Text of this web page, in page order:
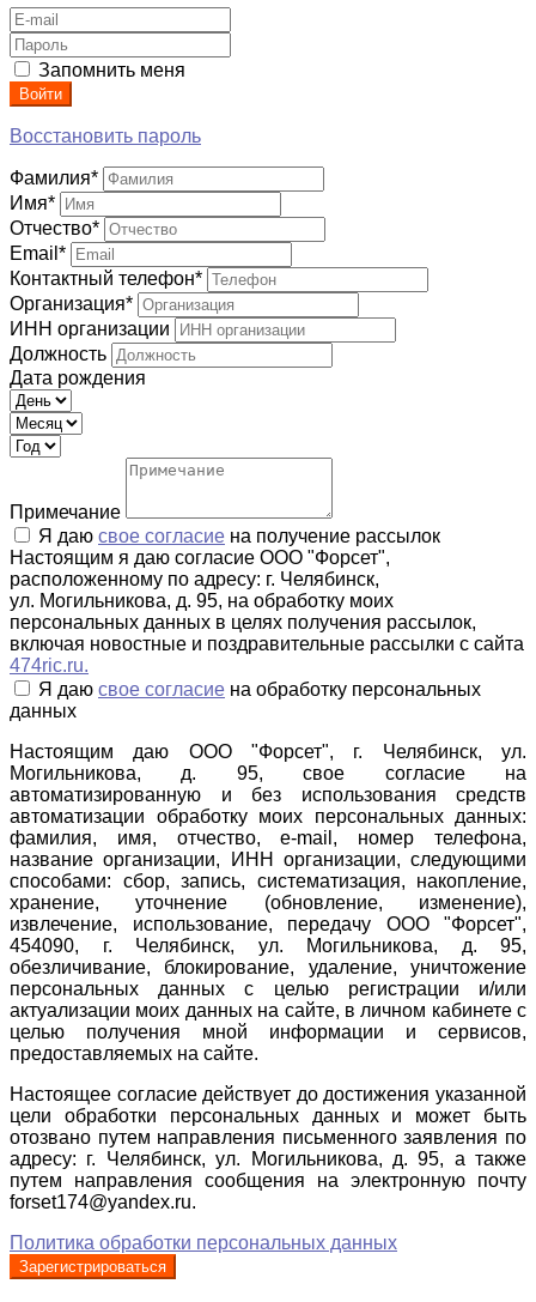
Запомнить меня
Войти
Восстановить пароль
Фамилия*
Имя*
Отчество*
Email *
Контактный телефон*
Организация*
ИНН организации
Должность
Дата рождения
Примечание
Я даю свое согласие на получение рассылок
Настоящим я даю согласие ООО "Форсет",
расположенному по адресу: г. Челябинск,
ул. Могильникова, д. 95, на обработку моих
персональных данных в целях получения рассылок,
включая новостные и поздравительные рассылки с сайта
474ric.ru.
Я даю свое согласие на обработку персональных
данных
Настоящим даю ООО "Форсет", г. Челябинск, ул.
Могильникова, д. 95, свое согласие на
автоматизированную и без использования средств
автоматизации обработку моих персональных данных:
фамилия, имя, отчество, e-mail, номер телефона,
название организации, ИНН организации, следующими
способами: сбор, запись, систематизация, накопление,
хранение, уточнение (обновление, изменение),
извлечение, использование, передачу ООО "Форсет",
454090, г. Челябинск, ул. Могильникова, д. 95,
обезличивание, блокирование, удаление, уничтожение
персональных данных с целью регистрации и/или
актуализации моих данных на сайте, в личном кабинете с
целью получения мной информации и сервисов,
предоставляемых на сайте.
Настоящее согласие действует до достижения указанной
цели обработки персональных данных и может быть
отозвано путем направления письменного заявления по
адресу: г. Челябинск, ул. Могильникова, д. 95, а также
путем направления сообщения на электронную почту
forset174@yandex.ru.
Политика обработки персональных данных
Зарегистрироваться